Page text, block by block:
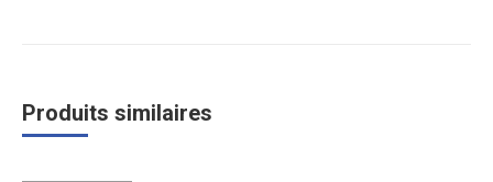
Produits similaires